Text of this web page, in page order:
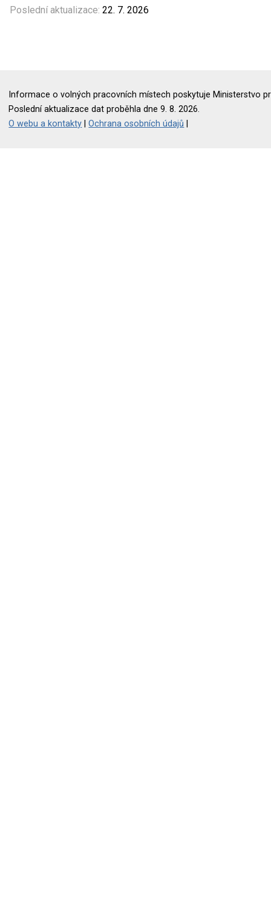
Poslední aktualizace: 22. 7. 2026
Informace o volných pracovních místech poskytuje Ministerstvo
Poslední aktualizace dat proběhla dne 9. 8. 2026.
O webu a kontakty |Ochrana osobních údajů